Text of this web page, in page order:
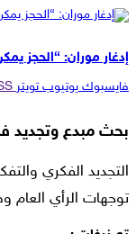
إدغار موران: “الحجز
فايسبوك يوتيوب تويتر
بحث مبدع
التجديد الفكري
توجهات الرأي العام